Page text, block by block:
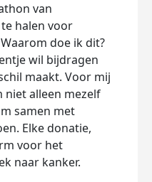
van
halen voor
doe ik dit?
wil bijdragen
maakt. Voor mij
niet alleen mezelf
samen met
Elke donatie,
voor het
naar kanker.